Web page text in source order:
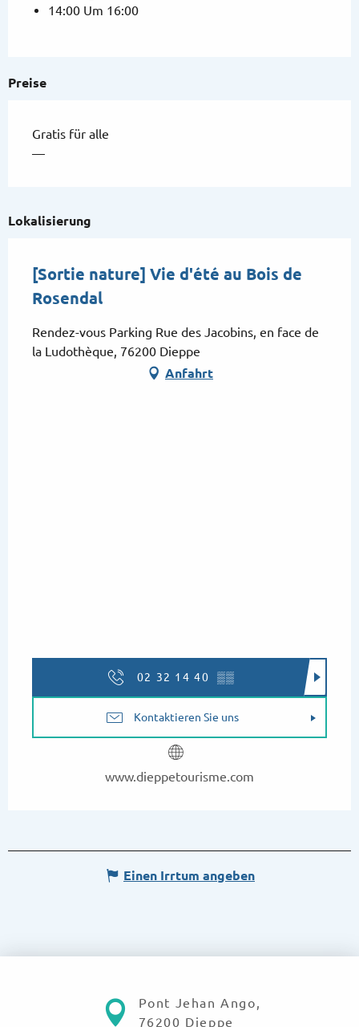
Preise
Gratis für alle
—
14:00 Um 16:00
Lokalisierung
[Sortie nature] Vie d'été au Bois de
Rosendal
Rendez-vous Parking Rue des Jacobins, en face de
la Ludothèque, 76200 Dieppe
Anfahrt
02 32 14 40 ▒▒
Kontaktieren Sie uns
www.dieppetourisme.com
Einen Irrtum angeben
Pont Jehan Ango,
76200 Dieppe